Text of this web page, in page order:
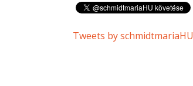
Tweets by schmidtmariaHU